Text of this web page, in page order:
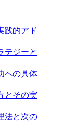
践的アド
テジーと
への具体
とその実
法と次の